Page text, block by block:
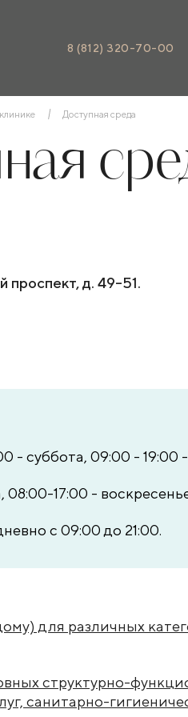
8 (812) 320-70-00
Доступная среда
проспект, д. 49-51.
- суббота, 09:00 - 19:00
17:00 -
с 09:00 до 21:00.
для различных
структурно-
санитарно-